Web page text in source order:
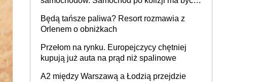
technologią producenta
Będą tańsze paliwa? Resort rozmawia z
Orlenem o obniżkach
Przełom na rynku. Europejczycy chętniej
kupują już auta na prąd niż spalinowe
A2 między Warszawą a Łodzią przejdzie